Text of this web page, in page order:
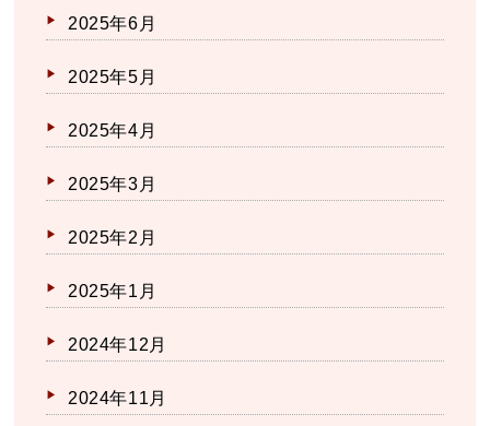
2025年6月
2025年5月
2025年4月
2025年3月
2025年2月
2025年1月
2024年12月
2024年11月